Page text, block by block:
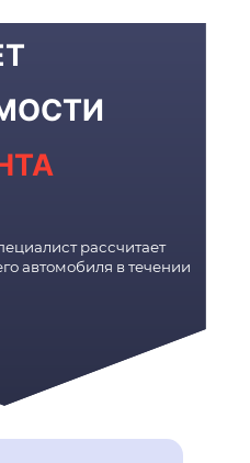
рассчитает
автомобиля в течении